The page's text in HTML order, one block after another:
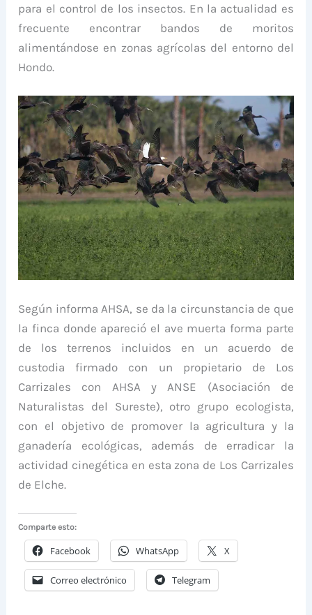
para el control de los insectos. En la actualidad es
frecuente encontrar bandos de moritos
alimentándose en zonas agrícolas del entorno del
Hondo.
Según informa AHSA, se da la circunstancia de que
la finca donde apareció el ave muerta forma parte
de los terrenos incluidos en un acuerdo de
custodia firmado con un propietario de Los
Carrizales con AHSA y ANSE (Asociación de
Naturalistas del Sureste), otro grupo ecologista,
con el objetivo de promover la agricultura y la
ganadería ecológicas, además de erradicar la
actividad cinegética en esta zona de Los Carrizales
de Elche.
Comparte esto:
Facebook WhatsApp X
Correo electrónico Telegram